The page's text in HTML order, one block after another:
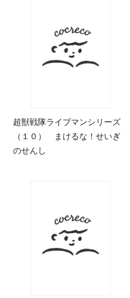
超獣戦隊ライブマンシリーズ
（１０） まけるな！せいぎ
のせんし